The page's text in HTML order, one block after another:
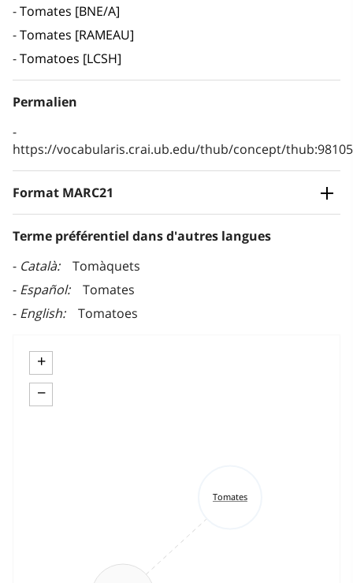
Tomates [BNE/A]
Tomates [RAMEAU]
Tomatoes [LCSH]
Permalien
https://vocabularis.crai.ub.edu/thub/concept/
Format MARC21
Terme préférentiel dans d'autres langues
Català
Tomàquets
Español
Tomates
English
Tomatoes
+
−
Tomates